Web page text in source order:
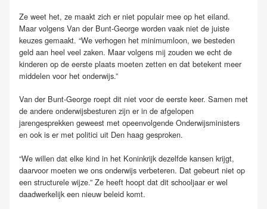
Ze weet het, ze maakt zich er niet populair mee op het eiland.
Maar volgens Van der Bunt-George worden vaak niet de juiste
keuzes gemaakt. “We verhogen het minimumloon, we besteden
geld aan heel veel zaken. Maar volgens mij zouden we echt de
kinderen op de eerste plaats moeten zetten en dat betekent meer
middelen voor het onderwijs.”
Van der Bunt-George roept dit niet voor de eerste keer. Samen met
de andere onderwijsbesturen zijn er in de afgelopen
jarengesprekken geweest met opeenvolgende Onderwijsministers
en ook is er met politici uit Den haag gesproken.
“We willen dat elke kind in het Koninkrijk dezelfde kansen krijgt,
daarvoor moeten we ons onderwijs verbeteren. Dat gebeurt niet op
een structurele wijze.” Ze heeft hoopt dat dit schooljaar er wel
daadwerkelijk een nieuw beleid komt.